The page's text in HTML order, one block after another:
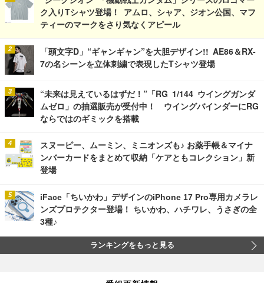
ク入りTシャツ登場！ アムロ、シャア、ジオン公国、マフ
ティーのマークをさり気なくアピール
「頭文字D」“ギャンギャン”を大胆デザイン!! AE86＆RX-
7の名シーンを立体刺繍で表現したTシャツ登場
“未来は見えているはずだ！”「RG 1/144 ウイングガンダ
ムゼロ」の抽選販売が受付中！ ウイングバインダーにRG
ならではのギミックを搭載
スヌーピー、ムーミン、ミニオンズも♪ お薬手帳＆マイナ
ンバーカードをまとめて収納「ケアともコレクション」新
登場
iFace「ちいかわ」デザインのiPhone 17 Pro専用カメラレ
ンズプロテクター登場！ ちいかわ、ハチワレ、うさぎの全
3種♪
ランキングをもっと見る